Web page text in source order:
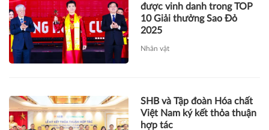
được vinh danh trong TOP
10 Giải thưởng Sao Đỏ
2025
Nhân vật
SHB và Tập đoàn Hóa chất
Việt Nam ký kết thỏa thuận
hợp tác